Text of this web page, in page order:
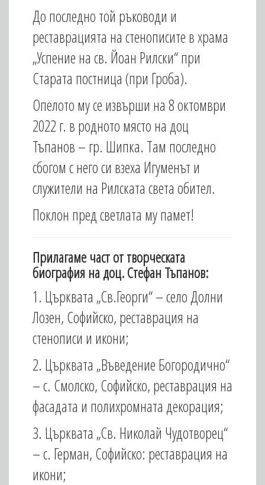
До последно той ръководи и
реставрацията на стенописите в храма
„Успение на св. Йоан Рилски“ при
Старата постница (при Гроба).
Опелото му се извърши на 8 октомври
2022 г. в родното място на доц
Тъпанов – гр. Шипка. Там последно
сбогом с него си взеха Игуменът и
служители на Рилската света обител.
Поклон пред светлата му памет!
Прилагаме част от творческата
биография на доц. Стефан Тъпанов:
1. Църквата „Св.Георги“ – село Долни
Лозен, Софийско, реставрация на
стенописи и икони;
2. Църквата „Въведение Богородично“
– с. Смолско, Софийско, реставрация на
фасадата и полихромната декорация;
3. Църквата „Св. Николай Чудотворец“
– с. Герман, Софийско: реставрация на
икони;